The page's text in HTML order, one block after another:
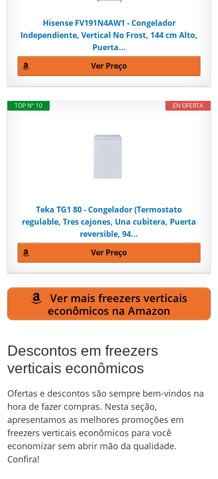
Hisense FV191N4AW1 - Congelador
Independiente, Vertical No Frost, 144 cm Alto,
Puerta...
Ver Preço
EN OFERTA
TOP Nº 10
Teka TG1 80 - Congelador (Termostato
regulable, Tres cajones, Una cubitera, Puerta
reversible, 94...
Ver Preço
Ver mais freezers verticais
econômicos na Amazon
Descontos em freezers
verticais econômicos
Ofertas e descontos são sempre bem-vindos na
hora de fazer compras. Nesta seção,
apresentamos as melhores promoções em
freezers verticais econômicos para você
economizar sem abrir mão da qualidade.
Confira!